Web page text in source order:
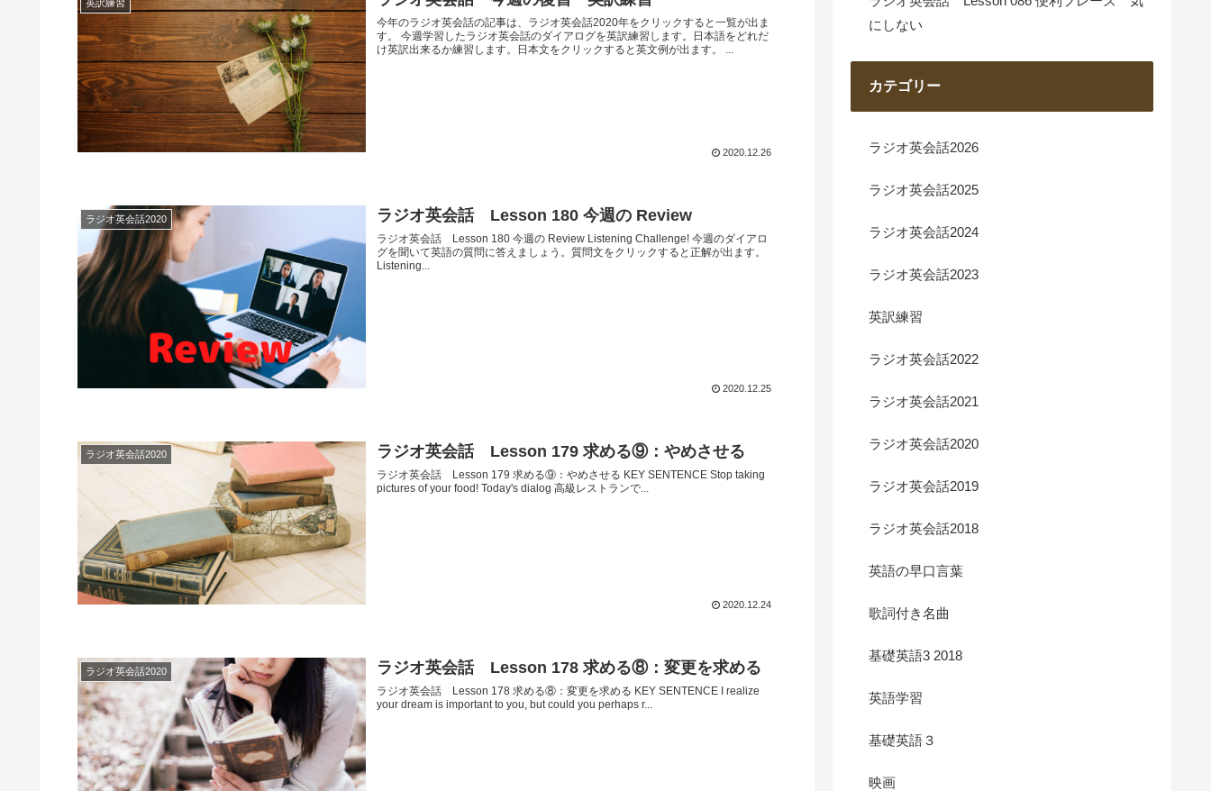
英訳練習
今年のラジオ英会話の記事は、ラジオ英会話2020年をクリックすると一覧が出ま
す。 今週学習したラジオ英会話のダイアログを英訳練習します。日本語をどれだ
け英訳出来るか練習します。日本文をクリックすると英文例が出ます。 ...
2020.12.26
ラジオ英会話2020 ラジオ英会話 Lesson 180 今週の Review
ラジオ英会話 Lesson 180 今週の Review Listening Challenge! 今週のダイアロ
グを聞いて英語の質問に答えましょう。質問文をクリックすると正解が出ます。
Listening...
2020.12.25
ラジオ英会話2020 ラジオ英会話 Lesson 179 求める⑨：やめさせる
ラジオ英会話 Lesson 179 求める⑨：やめさせる KEY SENTENCE Stop taking
pictures of your food! Today's dialog 高級レストランで...
2020.12.24
ラジオ英会話2020 ラジオ英会話 Lesson 178 求める⑧：変更を求める
ラジオ英会話 Lesson 178 求める⑧：変更を求める KEY SENTENCE I realize
your dream is important to you, but could you perhaps r...
にしない
カテゴリー
ラジオ英会話2026
ラジオ英会話2025
ラジオ英会話2024
ラジオ英会話2023
英訳練習
ラジオ英会話2022
ラジオ英会話2021
ラジオ英会話2020
ラジオ英会話2019
ラジオ英会話2018
英語の早口言葉
歌詞付き名曲
基礎英語3 2018
英語学習
基礎英語３
映画